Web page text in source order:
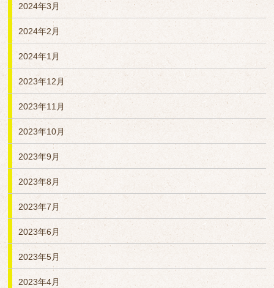
2024年3月
2024年2月
2024年1月
2023年12月
2023年11月
2023年10月
2023年9月
2023年8月
2023年7月
2023年6月
2023年5月
2023年4月